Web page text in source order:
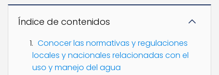
Índice de contenidos
Conocer las normativas y regulaciones
locales y nacionales relacionadas con el
uso y manejo del agua